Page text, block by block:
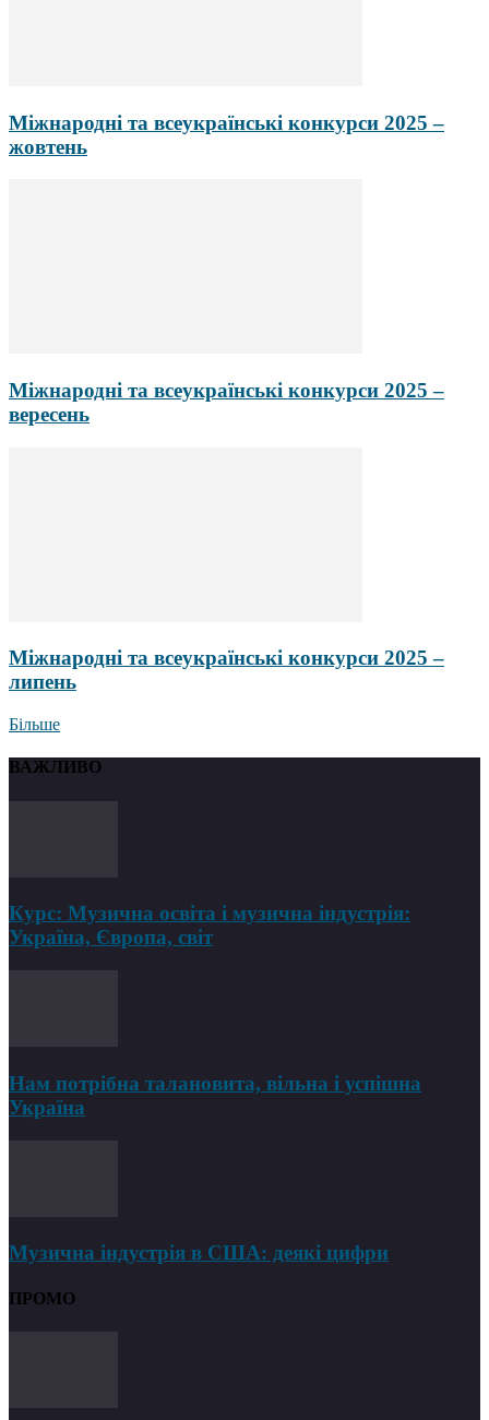
Міжнародні та всеукраїнські конкурси 2025 –
жовтень
Міжнародні та всеукраїнські конкурси 2025 –
вересень
Міжнародні та всеукраїнські конкурси 2025 –
липень
Більше
ВАЖЛИВО
Курс: Музична освіта і музична індустрія:
Україна, Європа, світ
Нам потрібна талановита, вільна і успішна
Україна
Музична індустрія в США: деякі цифри
ПРОМО